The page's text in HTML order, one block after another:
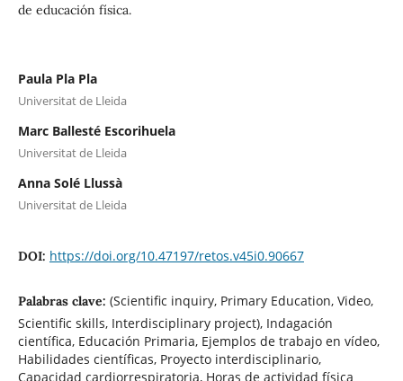
de educación física.
Paula Pla Pla
Universitat de Lleida
Marc Ballesté Escorihuela
Universitat de Lleida
Anna Solé Llussà
Universitat de Lleida
DOI: https://doi.org/10.47197/retos.v45i0.90667
Palabras clave: (Scientific inquiry, Primary Education, Video,
Scientific skills, Interdisciplinary project), Indagación
científica, Educación Primaria, Ejemplos de trabajo en vídeo,
Habilidades científicas, Proyecto interdisciplinario,
Capacidad cardiorrespiratoria, Horas de actividad física